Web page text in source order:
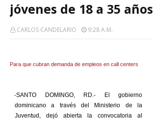
jóvenes de 18 a 35 años
CARLOS CANDELARIO 9:28 A.m.
Para que cubran demanda de empleos en call centers
-SANTO DOMINGO, RD.- El gobierno
dominicano a través del Ministerio de la
Juventud, dejó abierta la convocatoria al